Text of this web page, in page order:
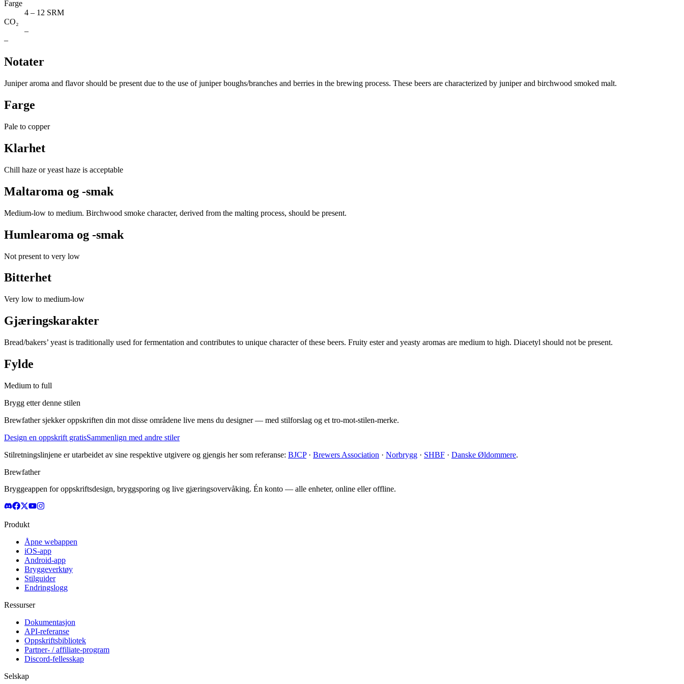
Farge
4 – 12 SRM
CO₂
–
–
Notater
Juniper aroma and flavor should be present due to the use of juniper boughs/branches and berries in the brewing process. These beers are characterized by juniper and birchwood smoked malt.
Farge
Pale to copper
Klarhet
Chill haze or yeast haze is acceptable
Maltaroma og -smak
Medium-low to medium. Birchwood smoke character, derived from the malting process, should be present.
Humlearoma og -smak
Not present to very low
Bitterhet
Very low to medium-low
Gjæringskarakter
Bread/bakers’ yeast is traditionally used for fermentation and contributes to unique character of these beers. Fruity ester and yeasty aromas are medium to high. Diacetyl should not be present.
Fylde
Medium to full
Brygg etter denne stilen
Brewfather sjekker oppskriften din mot disse områdene live mens du designer — med stilforslag og et tro-mot-stilen-merke.
Design en oppskrift gratisSammenlign med andre stiler
Stilretningslinjene er utarbeidet av sine respektive utgivere og gjengis her som referanse: BJCP· Brewers Association · Norbrygg · SHBF · Danske Øldommere.
Brewfather
Bryggeappen for oppskriftsdesign, bryggsporing og live gjæringsovervåking. Én konto — alle enheter, online eller offline.
Produkt
Åpne webappen
iOS-app
Android-app
Bryggeverktøy
Stilguider
Endringslogg
Ressurser
Dokumentasjon
API-referanse
Oppskriftsbibliotek
Partner- / affiliate-program
Discord-fellesskap
Selskap